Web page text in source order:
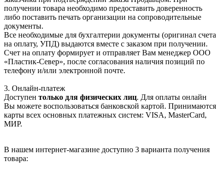
получении товара необходимо предоставить доверенность
либо поставить печать организации на сопроводительные
документы.
Все необходимые для бухгалтерии документы (оригинал счета
на оплату, УПД) выдаются вместе с заказом при получении.
Счет на оплату формирует и отправляет Вам менеджер ООО
«Пластик-Север», после согласования наличия позиций по
телефону и/или электронной почте.
3. Онлайн-платеж
Доступен только для физических лиц. Для оплаты онлайн
Вы можете воспользоваться банковской картой. Принимаются
карты всех основных платежных систем: VISA, MasterCard,
МИР.
В нашем интернет-магазине доступно 3 варианта получения
товара: